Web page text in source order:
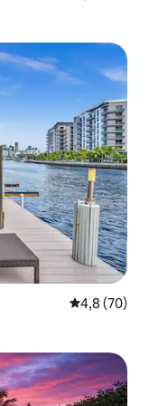
4,8 de uma
4,8 (70)